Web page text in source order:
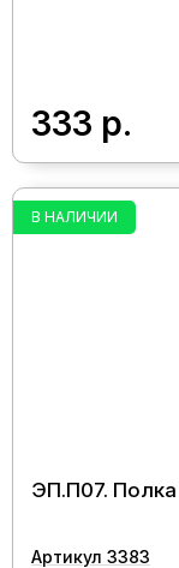
333 р.
В НАЛИЧИИ
ЭП.П07.
Артикул 3383